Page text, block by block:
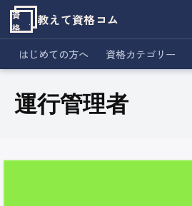
資
格
教えて資格コム
はじめての方へ 資格カテゴリー
運行管理者